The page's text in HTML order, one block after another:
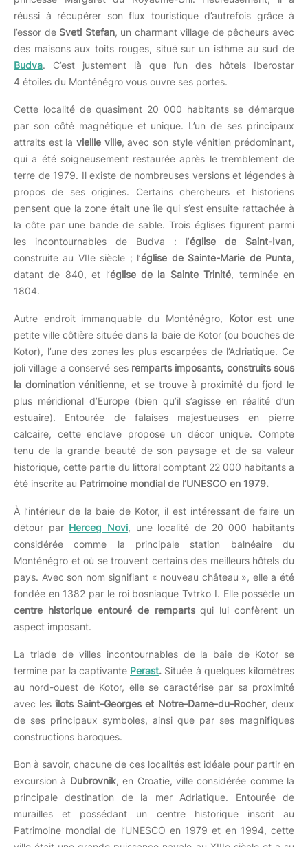
réussi à récupérer son flux touristique d’autrefois grâce à
l’essor de Sveti Stefan, un charmant village de pêcheurs avec
des maisons aux toits rouges, situé sur un isthme au sud de
Budva. C’est justement là que l’un des hôtels Iberostar
4 étoiles du Monténégro vous ouvre ses portes.
Cette localité de quasiment 20 000 habitants se démarque
par son côté magnétique et unique. L’un de ses principaux
attraits est la vieille ville, avec son style vénitien prédominant,
qui a été soigneusement restaurée après le tremblement de
terre de 1979. Il existe de nombreuses versions et légendes à
propos de ses origines. Certains chercheurs et historiens
pensent que la zone était une île qui s’est ensuite rattachée à
la côte par une bande de sable. Trois églises figurent parmi
les incontournables de Budva : l’église de Saint-Ivan,
construite au VIIe siècle ; l’église de Sainte-Marie de Punta,
datant de 840, et l’église de la Sainte Trinité, terminée en
1804.
Autre endroit immanquable du Monténégro, Kotorest une
petite ville côtière située dans la baie de Kotor (ou bouches de
Kotor), l’une des zones les plus escarpées de l’Adriatique. Ce
joli village a conservé ses remparts imposants, construits sous
la domination vénitienne, et se trouve à proximité du fjord le
plus méridional d’Europe (bien qu’il s’agisse en réalité d’un
estuaire). Entourée de falaises majestueuses en pierre
calcaire, cette enclave propose un décor unique. Compte
tenu de la grande beauté de son paysage et de sa valeur
historique, cette partie du littoral comptant 22 000 habitants a
été inscrite au Patrimoine mondial de l’UNESCO en 1979.
À l’intérieur de la baie de Kotor, il est intéressant de faire un
détour par Herceg Novi, une localité de 20 000 habitants
considérée comme la principale station balnéaire du
Monténégro et où se trouvent certains des meilleurs hôtels du
pays. Avec son nom signifiant « nouveau château », elle a été
fondée en 1382 par le roi bosniaque Tvtrko I. Elle possède un
centre historique entouré de rempartsqui lui confèrent un
aspect imposant.
La triade de villes incontournables de la baie de Kotor se
termine par la captivante Perast. Située à quelques kilomètres
au nord-ouest de Kotor, elle se caractérise par sa proximité
avec lesîlots Saint-Georges et Notre-Dame-du-Rocher, deux
de ses principaux symboles, ainsi que par ses magnifiques
constructions baroques.
Bon à savoir, chacune de ces localités est idéale pour partir en
excursion à Dubrovnik, en Croatie, ville considérée comme la
principale destination de la mer Adriatique. Entourée de
murailles et possédant un centre historique inscrit au
Patrimoine mondial de l’UNESCO en 1979 et en 1994, cette